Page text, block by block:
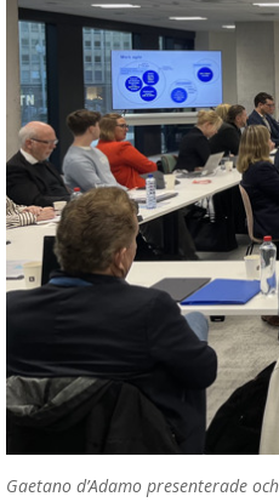
Gaetano d’Adamo presenterade